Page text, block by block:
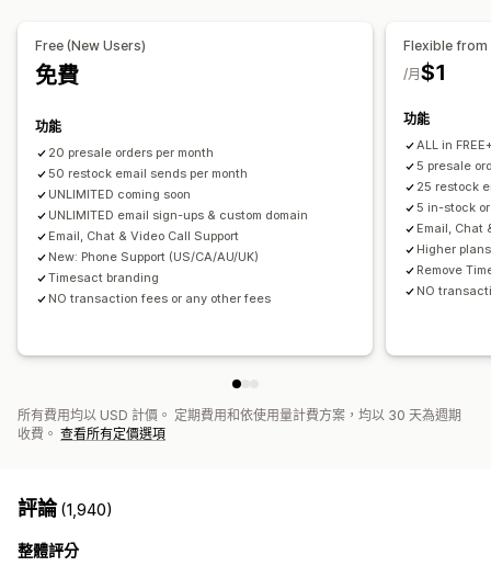
訂金 部分付款 拆單付款
混合式購物車
分析與報告
成效報告
Free (New Users)
免費
功能
20 presale orders per month
50 restock email sends per month
UNLIMITED coming soon
UNLIMITED email sign-ups & custom domain
Email, Chat & Video Call Support
New: Phone Support (US/CA/AU/UK)
Timesact branding
NO transaction fees or any other fees
Flexible from
$1
/月
功能
ALL in
5 presale
25 restock
5 in-stock
Email, Chat
Higher
Remove
NO
所有費用均以 USD 計價。 定期費用和依使用量計費方案，均以 30 天為週期
收費。 查看所有定價選項
評論(1,940)
整體評分